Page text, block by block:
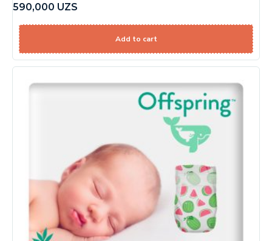
590,000 UZS
Add to cart